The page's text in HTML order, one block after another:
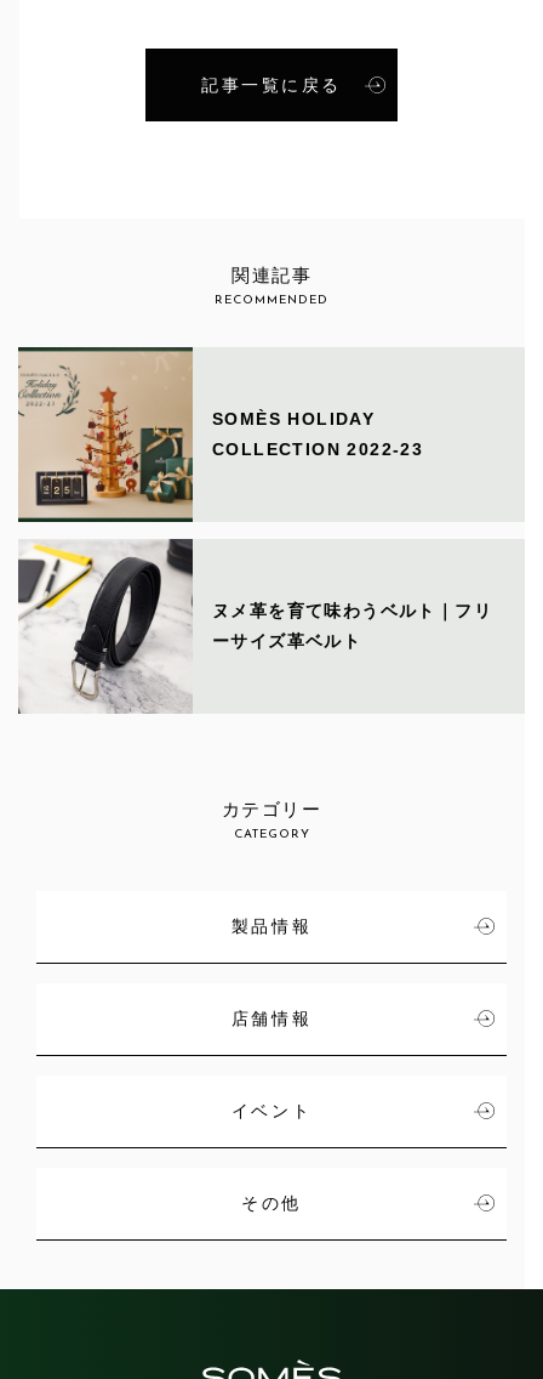
記事一覧に戻る
関連記事
RECOMMENDED
SOMÈS HOLIDAY
COLLECTION 2022-23
ヌメ革を育て味わうベルト｜フリ
ーサイズ革ベルト
カテゴリー
CATEGORY
製品情報
店舗情報
イベント
その他